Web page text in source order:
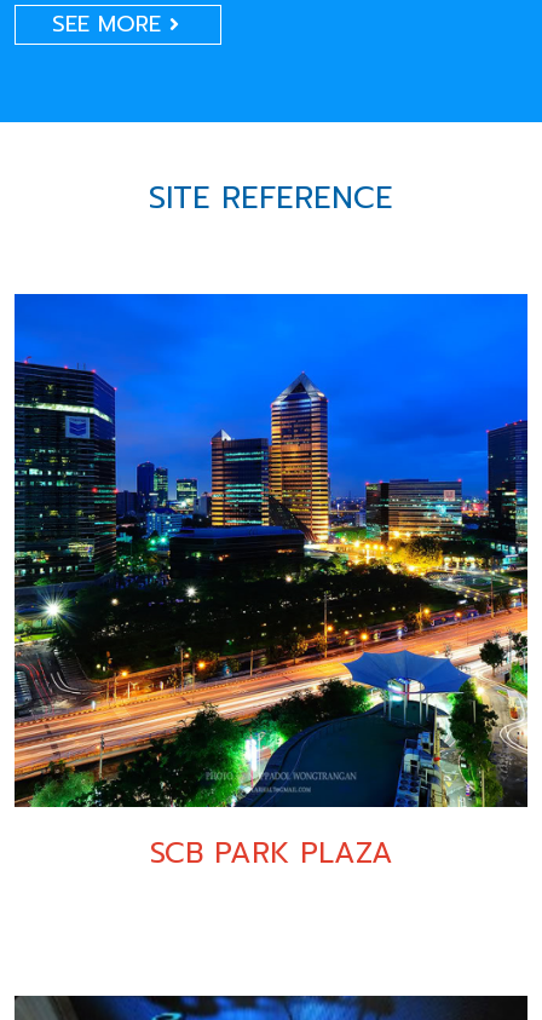
SEE MORE
SITE REFERENCE
SCB PARK PLAZA